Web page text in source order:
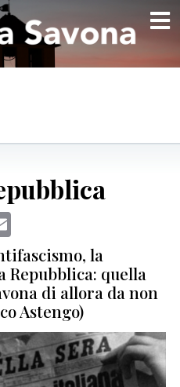
Email
la
Repubblica: quella
di allora da non
Astengo)